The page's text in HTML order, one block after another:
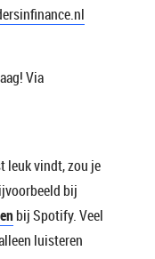
Via
leuk vindt, zou je
bij
bij Spotify. Veel
luisteren